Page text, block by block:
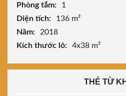
Phòng tắm:
1
Diện tích:
136 m²
Năm:
2018
Kích thước lô:
4x38 m²
THẺ TỪ